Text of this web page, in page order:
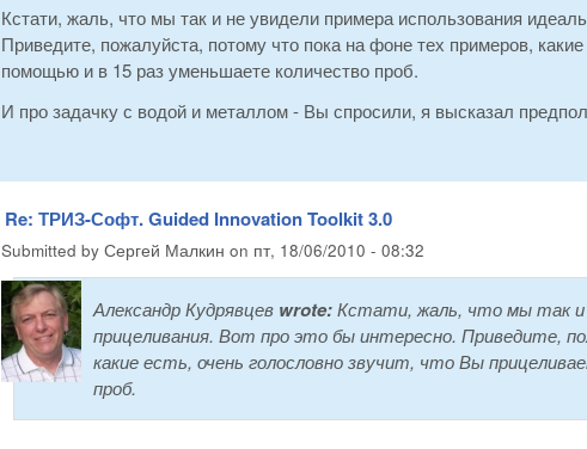
Кстати, жаль, что мы так и не увидели примера использования
Приведите, пожалуйста, потому что пока на фоне тех примеров,
помощью и в 15 раз уменьшаете количество проб.
И про задачку с водой и металлом - Вы спросили, я высказал
Re: ТРИЗ-Софт. Guided Innovation Toolkit 3.0
Submitted by Сергей Малкин on пт, 18/06/2010 - 08:32
Александр Кудрявцев wrote:Кстати, жаль, что мы так и
прицеливания. Вот про это бы интересно. Приведите,
какие есть, очень голословно звучит, что Вы
проб.